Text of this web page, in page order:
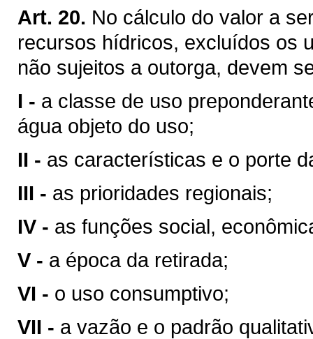
Art. 20. No cálculo do valor a
recursos hídricos, excluídos os
não sujeitos a outorga, devem
I - a classe de uso
água objeto do uso;
II - as características e o porte
III - as prioridades regionais;
IV - as funções social,
V - a época da retirada;
VI - o uso consumptivo;
VII - a vazão e o padrão